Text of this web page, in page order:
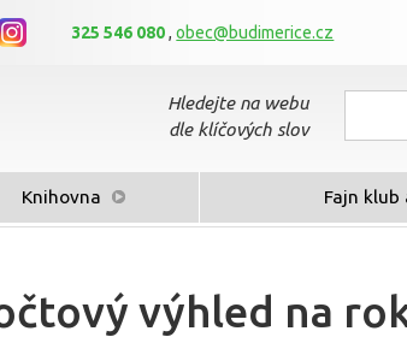
325 546 080,obec@budimerice.cz
Hledejte na webu
dle klíčových slov
Knihovna Fajn klub
výhled na